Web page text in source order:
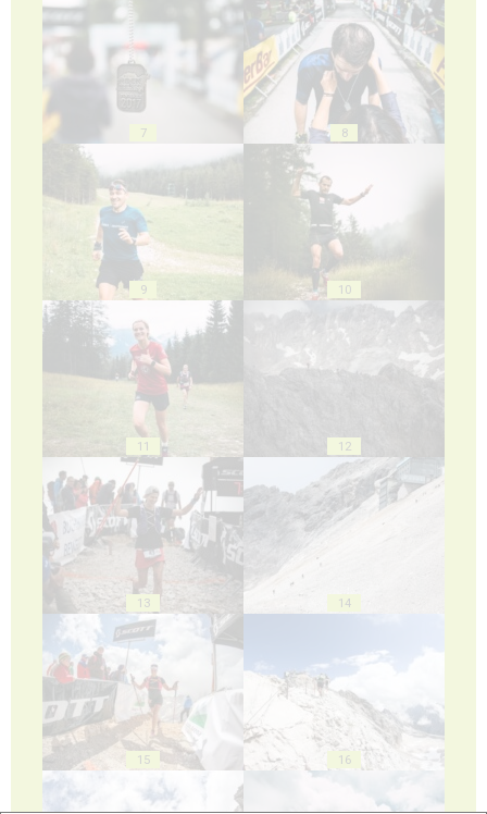
7 8
9 10
11 12
13 14
15 16